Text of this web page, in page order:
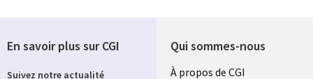
Qui sommes-nous
Useful
À propos de CGI
En savoir plus sur CGI
Suivez notre actualité